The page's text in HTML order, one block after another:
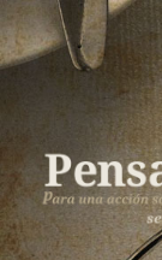
Saltar
al
contenido